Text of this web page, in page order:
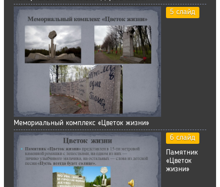
5 слайд
Мемориальный комплекс «Цветок жизни»
6 слайд
Памятник
«Цветок
жизни»